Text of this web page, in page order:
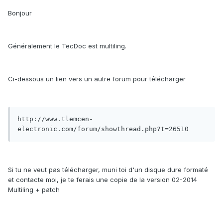
Bonjour
Généralement le TecDoc est multiling.
Ci-dessous un lien vers un autre forum pour télécharger
http://www.tlemcen-
electronic.com/forum/showthread.php?t=26510
Si tu ne veut pas télécharger, muni toi d'un disque dure formaté
et contacte moi, je te ferais une copie de la version 02-2014
Multiling + patch